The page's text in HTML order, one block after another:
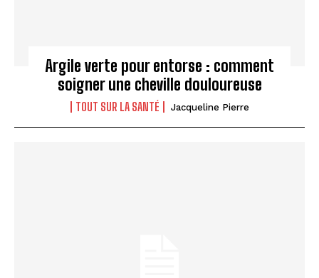
Argile verte pour entorse : comment
soigner une cheville douloureuse
TOUT SUR LA SANTÉ Jacqueline Pierre